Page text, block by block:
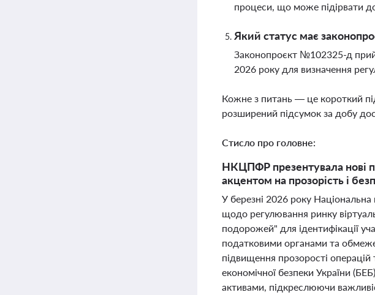
процеси, що може підірвати
Який статус має
Законопроєкт №102325-д
2026 року для визначення
Кожне з питань — це короткий
розширений підсумок за добу
Стисло про головне:
НКЦПФР презентувала нові
акцентом на прозорість і
У березні 2026 року
щодо регулювання ринку
подорожей" для ідентифікації
податковими органами та
підвищення прозорості
економічної безпеки України
активами, підкреслюючи